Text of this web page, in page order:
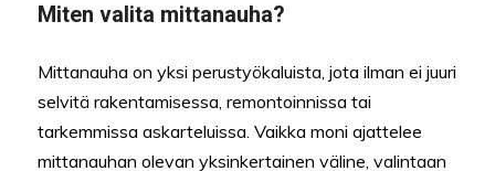
Miten valita mittanauha?
Mittanauha on yksi perustyökaluista, jota ilman ei juuri
selvitä rakentamisessa, remontoinnissa tai
tarkemmissa askarteluissa. Vaikka moni ajattelee
mittanauhan olevan yksinkertainen väline, valintaan